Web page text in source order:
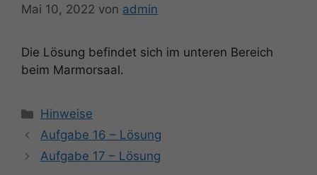
Mai 10, 2022 von admin
Die Lösung befindet sich im unteren Bereich
beim Marmorsaal.
Kategorien
Hinweise
Beitrags-
Navigation
Aufgabe 16 – Lösung
Aufgabe 17 – Lösung